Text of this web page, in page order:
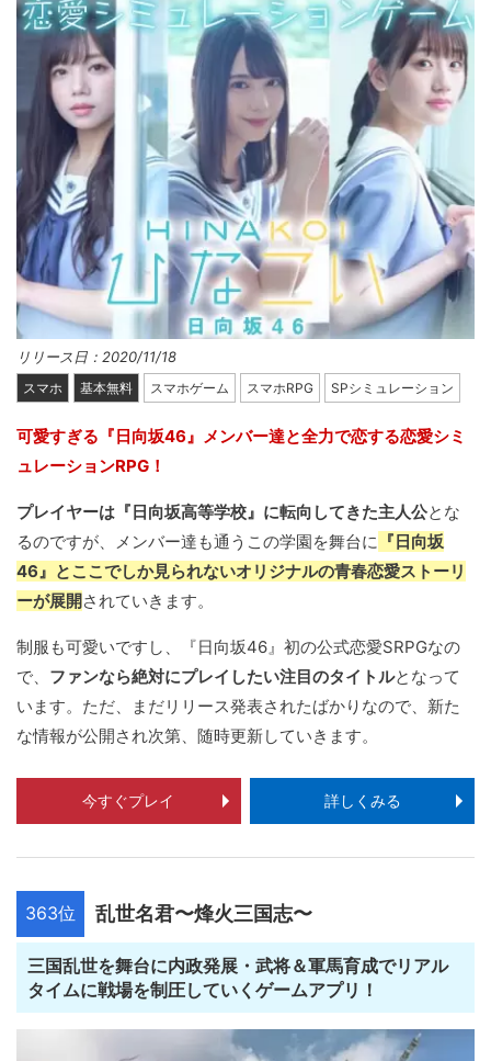
リリース日：2020/11/18
スマホ 基本無料 スマホゲーム スマホRPG SPシミュレーション
可愛すぎる『日向坂46』メンバー達と全力で恋する恋愛シミ
ュレーションRPG！
プレイヤーは『日向坂高等学校』に転向してきた主人公とな
るのですが、メンバー達も通うこの学園を舞台に 『日向坂
46』とここでしか見られないオリジナルの青春恋愛ストーリ
ーが展開 されていきます。
制服も可愛いですし、『日向坂46』初の公式恋愛SRPGなの
で、 ファンなら絶対にプレイしたい注目のタイトルとなって
います。ただ、まだリリース発表されたばかりなので、新た
な情報が公開され次第、随時更新していきます。
今すぐプレイ 詳しくみる
363位 乱世名君〜烽火三国志〜
三国乱世を舞台に内政発展・武将＆軍馬育成でリアル
タイムに戦場を制圧していくゲームアプリ！